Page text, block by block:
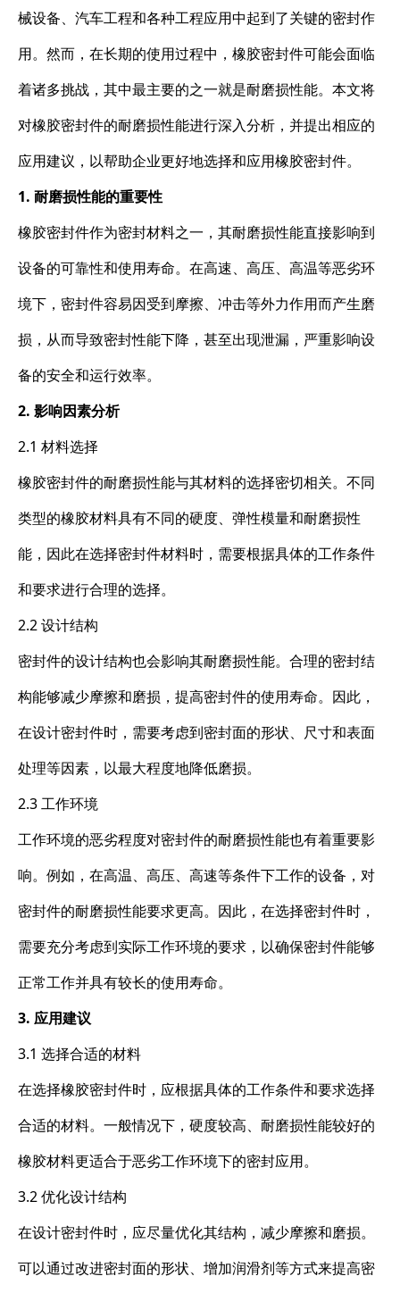
械设备、汽车工程和各种工程应用中起到了关键的密封作
用。然而，在长期的使用过程中，橡胶密封件可能会面临
着诸多挑战，其中最主要的之一就是耐磨损性能。本文将
对橡胶密封件的耐磨损性能进行深入分析，并提出相应的
应用建议，以帮助企业更好地选择和应用橡胶密封件。
1. 耐磨损性能的重要性
橡胶密封件作为密封材料之一，其耐磨损性能直接影响到
设备的可靠性和使用寿命。在高速、高压、高温等恶劣环
境下，密封件容易因受到摩擦、冲击等外力作用而产生磨
损，从而导致密封性能下降，甚至出现泄漏，严重影响设
备的安全和运行效率。
2. 影响因素分析
2.1 材料选择
橡胶密封件的耐磨损性能与其材料的选择密切相关。不同
类型的橡胶材料具有不同的硬度、弹性模量和耐磨损性
能，因此在选择密封件材料时，需要根据具体的工作条件
和要求进行合理的选择。
2.2 设计结构
密封件的设计结构也会影响其耐磨损性能。合理的密封结
构能够减少摩擦和磨损，提高密封件的使用寿命。因此，
在设计密封件时，需要考虑到密封面的形状、尺寸和表面
处理等因素，以最大程度地降低磨损。
2.3 工作环境
工作环境的恶劣程度对密封件的耐磨损性能也有着重要影
响。例如，在高温、高压、高速等条件下工作的设备，对
密封件的耐磨损性能要求更高。因此，在选择密封件时，
需要充分考虑到实际工作环境的要求，以确保密封件能够
正常工作并具有较长的使用寿命。
3. 应用建议
3.1 选择合适的材料
在选择橡胶密封件时，应根据具体的工作条件和要求选择
合适的材料。一般情况下，硬度较高、耐磨损性能较好的
橡胶材料更适合于恶劣工作环境下的密封应用。
3.2 优化设计结构
在设计密封件时，应尽量优化其结构，减少摩擦和磨损。
可以通过改进密封面的形状、增加润滑剂等方式来提高密